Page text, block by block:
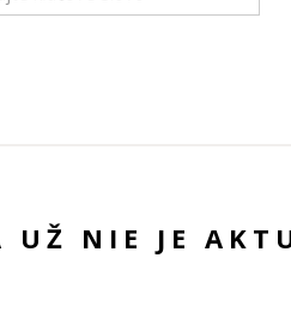
UŽ NIE JE